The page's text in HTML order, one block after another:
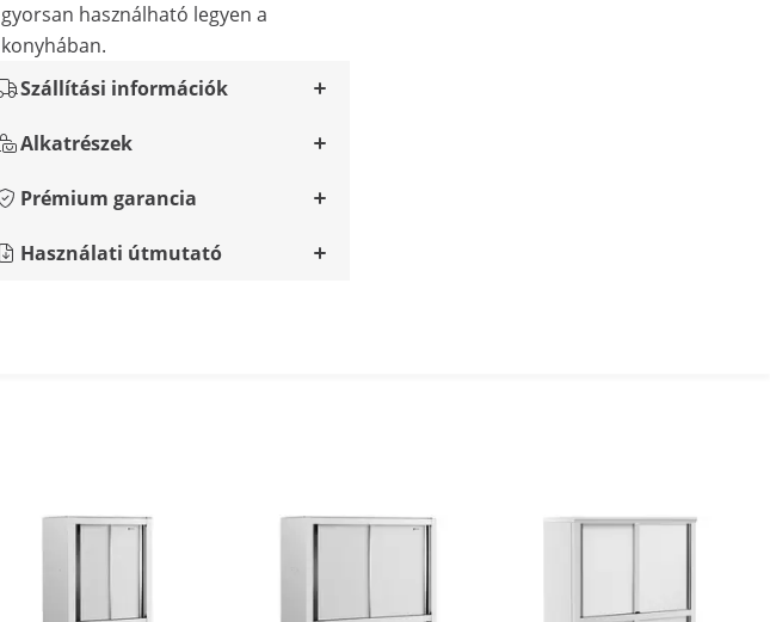
gyorsan használható legyen a
konyhában.
Szállítási információk
Alkatrészek
Prémium garancia
Használati útmutató